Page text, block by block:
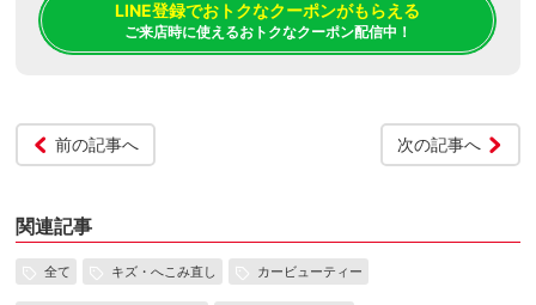
LINE登録でおトクなクーポンがもらえる
ご来店時に使えるおトクなクーポン配信中！
前の記事へ 次の記事へ
関連記事
全て キズ・へこみ直し カービューティー